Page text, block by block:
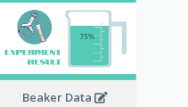
Beaker Data